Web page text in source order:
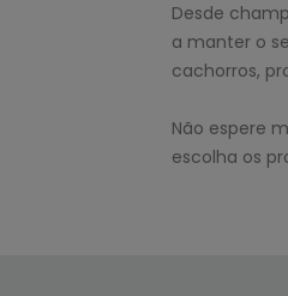
Desde
a manter o
cachorros,
Não espere
escolha os